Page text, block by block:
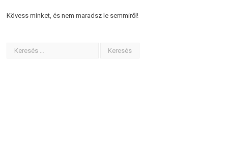
Kövess minket, és nem maradsz le semmiről!